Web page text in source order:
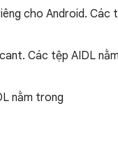
cho Android. Các
Các tệp AIDL
nằm trong